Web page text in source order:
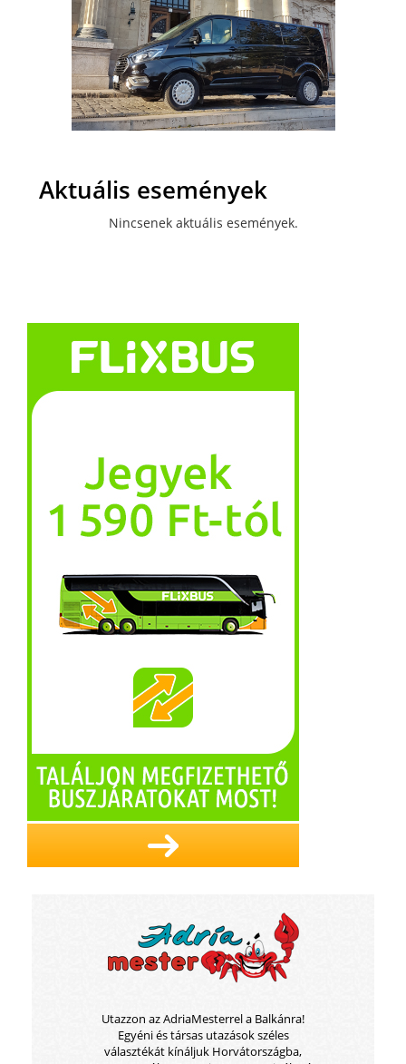
Aktuális események
Nincsenek aktuális események.
Utazzon az AdriaMesterrel a Balkánra!
Egyéni és társas utazások széles
választékát kínáljuk Horvátországba,